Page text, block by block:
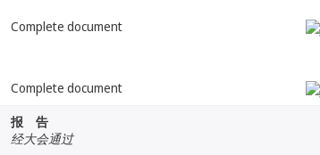
Complete document
Complete document
报 告
经大会通过